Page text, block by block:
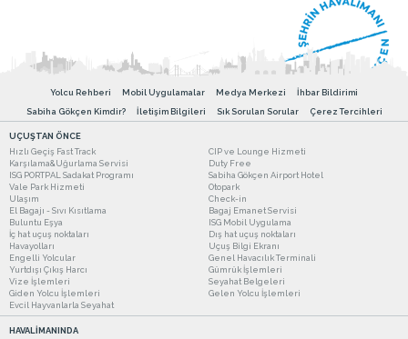
Yolcu Rehberi Mobil Uygulamalar Medya Merkezi
İhbar Bildirimi
Sabiha Gökçen Kimdir?
İletişim Bilgileri Sık Sorulan Sorular Çerez Tercihleri
UÇUŞTAN ÖNCE
Hızlı Geçiş Fast Track
CIP ve Lounge Hizmeti
Karşılama&Uğurlama Servisi
Duty Free
ISG PORTPAL Sadakat Programı
Sabiha Gökçen Airport Hotel
Vale Park Hizmeti
Otopark
Ulaşım
Check-in
El Bagajı - Sıvı Kısıtlama
Bagaj Emanet Servisi
Buluntu Eşya
ISG Mobil Uygulama
İç hat uçuş noktaları
Dış hat uçuş noktaları
Havayolları
Uçuş Bilgi Ekranı
Engelli Yolcular
Genel Havacılık Terminali
Yurtdışı Çıkış Harcı
Gümrük İşlemleri
Vize İşlemleri
Seyahat Belgeleri
Giden Yolcu İşlemleri
Gelen Yolcu İşlemleri
Evcil Hayvanlarla Seyahat
HAVALİMANINDA